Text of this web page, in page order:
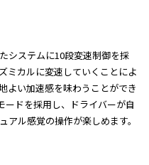
システムに10段変速制御を採
ミカルに変速していくことによ
よい加速感を味わうことができ
ードを採用し、ドライバーが自
ル感覚の操作が楽しめます。